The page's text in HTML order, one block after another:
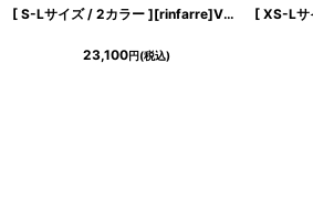
[ S-Lサイズ / 2カラー ][rinfarre]Vネック・ケープ風スリーブ・ペプラム・シフォン・半袖・タイト・ミディアムドレス・ワンピース[薗田杏奈着用][送料無料]
23,100円(税込)